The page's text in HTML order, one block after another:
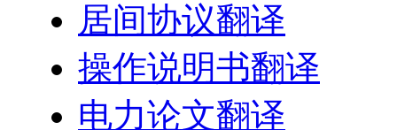
居间协议翻译
操作说明书翻译
电力论文翻译